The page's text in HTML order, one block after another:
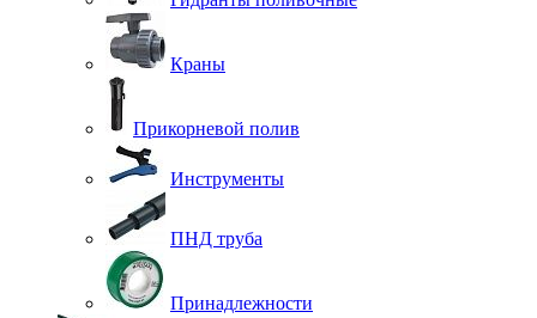
Краны
Прикорневой полив
Инструменты
ПНД труба
Принадлежности